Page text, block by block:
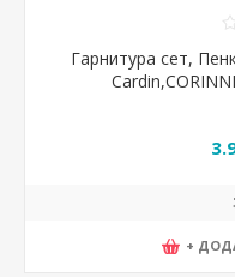
Гарнитура сет,
+